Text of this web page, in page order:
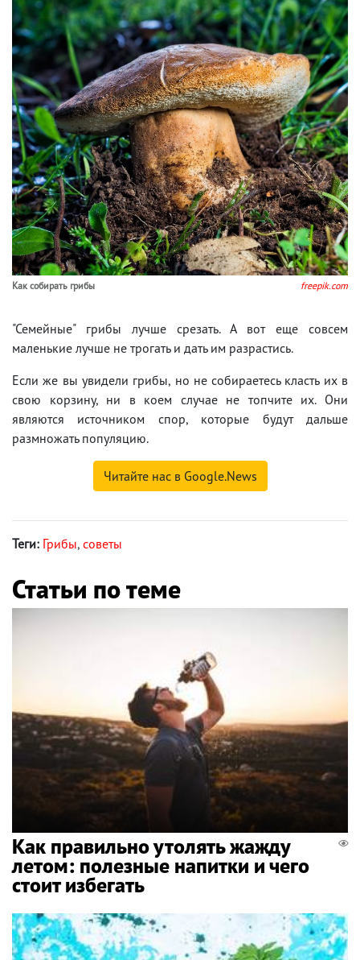
Как собирать грибы freepik.com
"Семейные" грибы лучше срезать. А вот еще совсем
маленькие лучше не трогать и дать им разрастись.
Если же вы увидели грибы, но не собираетесь класть их в
свою корзину, ни в коем случае не топчите их. Они
являются источником спор, которые будут дальше
размножать популяцию.
Читайте нас в Google.News
Теги: Грибы, советы
Статьи по теме
Как правильно утолять жажду
летом: полезные напитки и чего
стоит избегать